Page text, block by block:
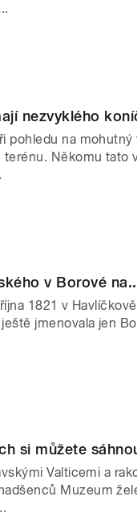
nezvyklého
pohledu na mohutný
Někomu tato
v Borové
1821 v Havlíčkově
jmenovala jen
si můžete
Valticemi a
Muzeum